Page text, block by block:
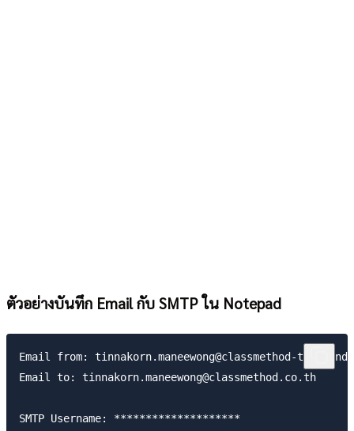
ตัวอย่างบันทึก Email กับ SMTP ใน Notepad
Email from: tinnakorn.maneewong@classmethod-
Email to: tinnakorn.maneewong@classmethod.co.th
SMTP Username: ********************